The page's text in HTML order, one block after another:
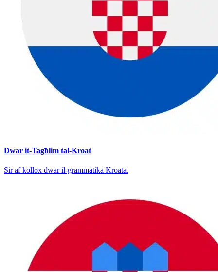
Dwar it-Tagħlim tal-Kroat
Sir af kollox dwar il-grammatika Kroata.